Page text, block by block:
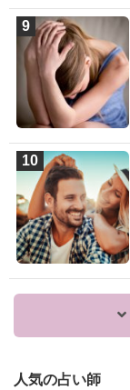
人気の占い師